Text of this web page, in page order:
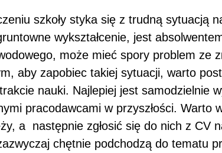
szkoły styka się z trudną sytuacją
wykształcenie, jest
może mieć spory problem ze
aby zapobiec takiej sytuacji, warto
nauki. Najlepiej jest samodzielnie
pracodawcami w przyszłości. Warto
a następnie zgłosić się do nich z CV
chętnie podchodzą do tematu